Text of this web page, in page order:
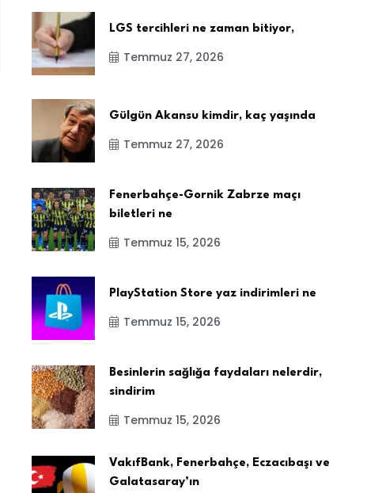
LGS tercihleri ne zaman bitiyor,
Temmuz 27, 2026
Gülgün Akansu kimdir, kaç yaşında
Temmuz 27, 2026
Fenerbahçe-Gornik Zabrze maçı
biletleri ne
Temmuz 15, 2026
PlayStation Store yaz indirimleri ne
Temmuz 15, 2026
Besinlerin sağlığa faydaları nelerdir,
sindirim
Temmuz 15, 2026
VakıfBank, Fenerbahçe, Eczacıbaşı ve
Galatasaray’ın